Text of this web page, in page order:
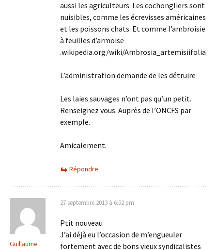
aussi les agriculteurs. Les cochongliers sont
nuisibles, comme les écrevisses américaines
et les poissons chats. Et comme l’ambroisie
à feuilles d’armoise
.wikipedia.org/wiki/Ambrosia_artemisiifolia
L’administration demande de les détruire
Les laies sauvages n’ont pas qu’un petit.
Renseignez vous. Auprès de l’ONCFS par
exemple.
Amicalement.
Répondre
Guillaume
27 septembre 2013 à 6:52 pm
Ptit nouveau
J’ai déjà eu l’occasion de m’engueuler
fortement avec de bons vieux syndicalistes